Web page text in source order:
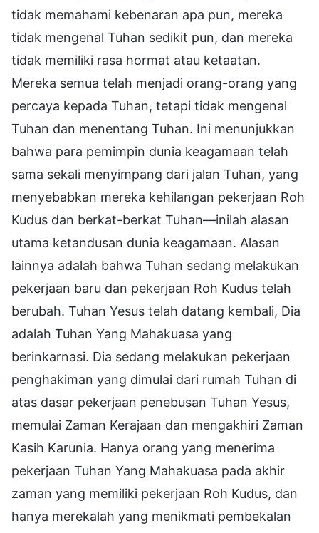
tidak memahami kebenaran apa pun, mereka
tidak mengenal Tuhan sedikit pun, dan mereka
tidak memiliki rasa hormat atau ketaatan.
Mereka semua telah menjadi orang-orang yang
percaya kepada Tuhan, tetapi tidak mengenal
Tuhan dan menentang Tuhan. Ini menunjukkan
bahwa para pemimpin dunia keagamaan telah
sama sekali menyimpang dari jalan Tuhan, yang
menyebabkan mereka kehilangan pekerjaan Roh
Kudus dan berkat-berkat Tuhan—inilah alasan
utama ketandusan dunia keagamaan. Alasan
lainnya adalah bahwa Tuhan sedang melakukan
pekerjaan baru dan pekerjaan Roh Kudus telah
berubah. Tuhan Yesus telah datang kembali, Dia
adalah Tuhan Yang Mahakuasa yang
berinkarnasi. Dia sedang melakukan pekerjaan
penghakiman yang dimulai dari rumah Tuhan di
atas dasar pekerjaan penebusan Tuhan Yesus,
memulai Zaman Kerajaan dan mengakhiri Zaman
Kasih Karunia. Hanya orang yang menerima
pekerjaan Tuhan Yang Mahakuasa pada akhir
zaman yang memiliki pekerjaan Roh Kudus, dan
hanya merekalah yang menikmati pembekalan